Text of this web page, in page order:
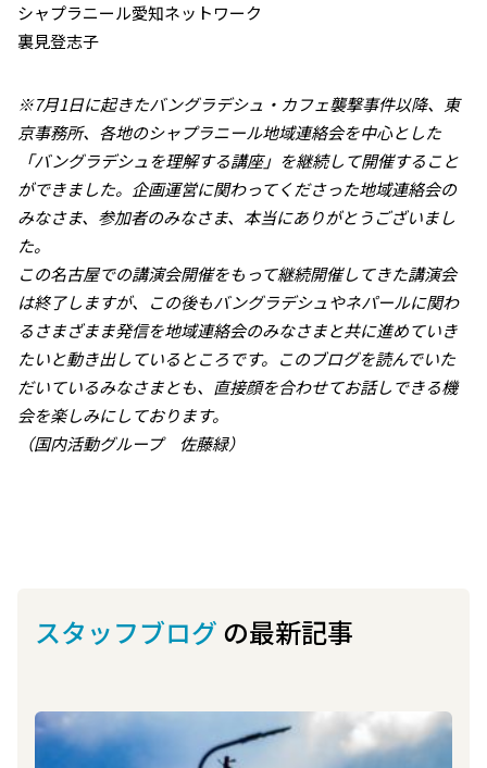
シャプラニール愛知ネットワーク
裏見登志子
※7月1日に起きたバングラデシュ・カフェ襲撃事件以降、東
京事務所、各地のシャプラニール地域連絡会を中心とした
「バングラデシュを理解する講座」を継続して開催すること
ができました。企画運営に関わってくださった地域連絡会の
みなさま、参加者のみなさま、本当にありがとうございまし
た。
この名古屋での講演会開催をもって継続開催してきた講演会
は終了しますが、この後もバングラデシュやネパールに関わ
るさまざまま発信を地域連絡会のみなさまと共に進めていき
たいと動き出しているところです。このブログを読んでいた
だいているみなさまとも、直接顔を合わせてお話しできる機
会を楽しみにしております。
（国内活動グループ 佐藤緑）
スタッフブログ の最新記事